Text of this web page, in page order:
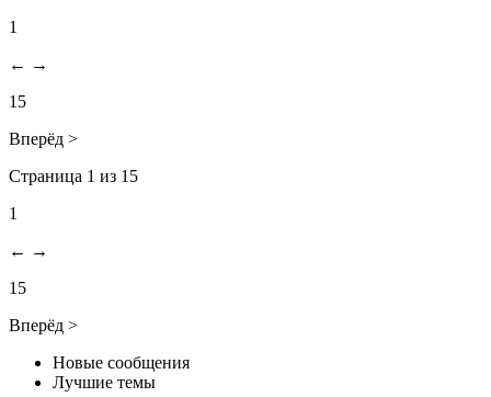
1
← →
15
Вперёд >
Страница 1 из 15
1
← →
15
Вперёд >
Новые сообщения
Лучшие темы